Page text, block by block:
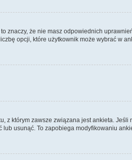
znaczy, że nie masz odpowiednich
opcji, które użytkownik może wybrać w
z którym zawsze związana jest ankieta. Jeśli
usunąć. To zapobiega modyfikowaniu